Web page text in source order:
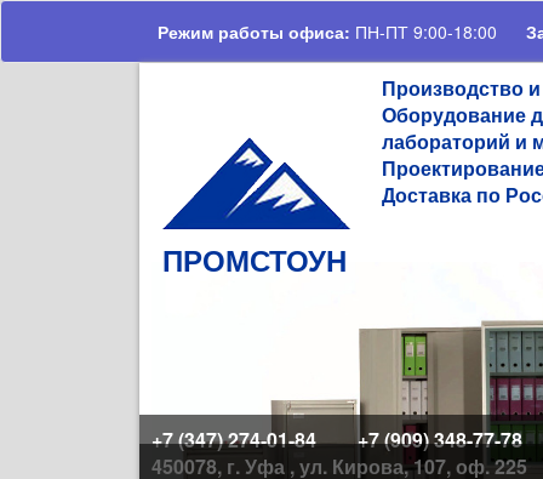
Режим работы офиса: ПН-ПТ 9:00-18:00
ПРОМСТОУН
Производство
Оборудование
лабораторий и
Доставка по
+7 (347) 274-01-84
+7 (909) 348-77-78
450078, г. Уфа , ул. Кирова, 107, оф. 225